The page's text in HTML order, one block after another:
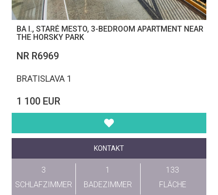
BA I., STARÉ MESTO, 3-BEDROOM APARTMENT NEAR
THE HORSKY PARK
NR R6969
BRATISLAVA 1
1 100 EUR
KONTAKT
3
SCHLAFZIMMER
1
BADEZIMMER
133
FLÄCHE